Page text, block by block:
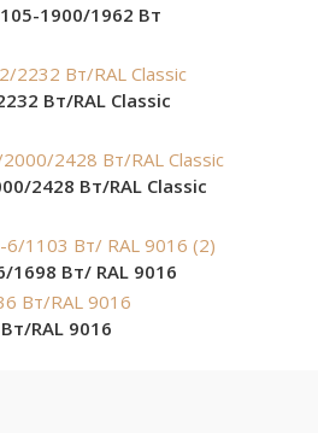
1900/1962 Вт
Вт/RAL Classic
2428 Вт/RAL Classic
1698 Вт/ RAL 9016
RAL 9016